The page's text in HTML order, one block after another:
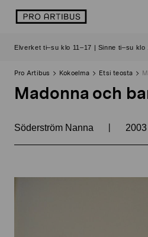
sisältöön
logo
Elverket ti–su klo 11–17 | Sinne ti–su klo
Pro Artibus Kokoelma Etsi teosta
Madonna och
Söderström Nanna | 2003